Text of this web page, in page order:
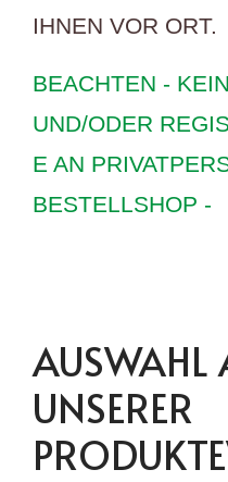
IHNEN VOR ORT.
BEACHTEN -
UND/ODER
E AN
BESTELLSHOP -
AUSWAHL
UNSERER